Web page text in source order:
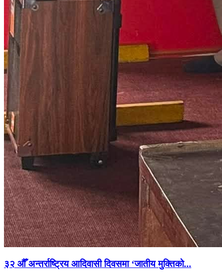
३२ औँ अन्तर्राष्ट्रिय आदिवासी दिवसमा ‘जातीय मुक्तिको...